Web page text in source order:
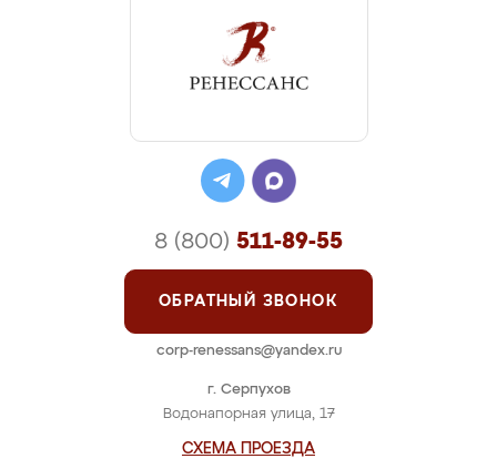
г. Серпухов
Водонапорная улица, 17
СХЕМА ПРОЕЗДА
8 (800) 511-89-55
ОБРАТНЫЙ ЗВОНОК
corp-renessans@yandex.ru